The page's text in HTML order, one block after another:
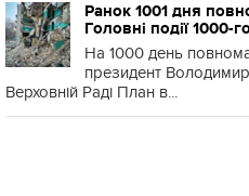
Ранок 1001 дня
Головні події 1000-
На 1000 день
президент
Верховній Раді План в...